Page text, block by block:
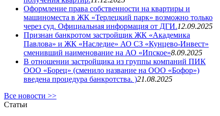
Оформление права собственности на квартиры и
машиноместа в ЖК «Терлецкий парк» возможно только
через суд. Официальная информация от ДГИ.12.09.2025
Признан банкротом застройщик ЖК «Академика
Павлова» и ЖК «Наследие» АО СЗ «Кунцево-Инвест»
сменивший наименование на АО «Ипское»8.09.2025
В отношении застройщика из группы компаний ПИК
ООО «Борец» (сменило название на ООО «Бофор»)
введена процедура банкротства. )21.08.2025
Все новости >>
Статьи